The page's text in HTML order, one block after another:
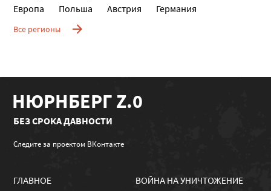
Европа
Польша Австрия Германия
Все регионы
НЮРНБЕРГ Z.0
БЕЗ СРОКА ДАВНОСТИ
Следите за проектом ВКонтакте
ГЛАВНОЕ
ВОЙНА НА УНИЧТОЖЕНИЕ